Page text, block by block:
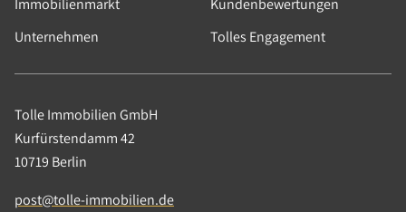
Immobilienrecht, Nachhaltigkeit,
Tolle Immo Talk: Jahresrückblick
2022
Immobilienmarkt
Unternehmen
Kundenbewertungen
Tolles Engagement
Tolle Immobilien GmbH
Kurfürstendamm 42
10719 Berlin
post@tolle-immobilien.de